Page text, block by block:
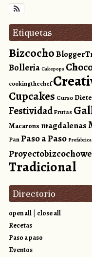
Etiquetas
Bizcocho
Bolleria Cakepops
cookingthechef
Cupcakes Curso
FestividadFrutas
Macarons magdalenas
PanPaso a Paso
Tradicional
Directorio
open all| close all
Recetas
Paso a paso
Eventos